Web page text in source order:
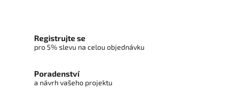
Registrujte se
pro 5% slevu na celou objednávku
Poradenství
a návrh vašeho projektu